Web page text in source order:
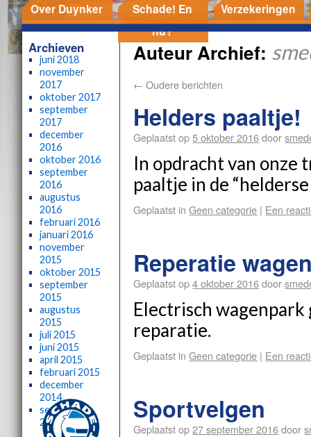
Over Duynker
Schade! En
nu?
Verzekeringen
Auteur Archief:
← Oudere berichten
Helders paaltje!
Geplaatst op 5 oktober 2016 door
In opdracht van onze
paaltje in de
Geplaatst in Geen categorie | Een
Reperatie
Geplaatst op 4 oktober 2016 door
Electrisch wagenpark
reparatie.
Geplaatst in Geen categorie | Een
Sportvelgen
Geplaatst op 27 september 2016 door
Archieven
juni 2018
november
2017
oktober 2017
september
2017
december
2016
oktober 2016
september
2016
augustus
2016
februari 2016
januari 2016
november
2015
oktober 2015
september
2015
augustus
2015
juli 2015
juni 2015
april 2015
februari 2015
december
2014
september
2014